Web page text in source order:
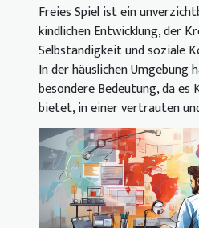
Freies Spiel ist ein
kindlichen Entwicklung, der
Selbständigkeit und soziale
In der häuslichen Umgebung
besondere Bedeutung, da
bietet, in einer vertrauten